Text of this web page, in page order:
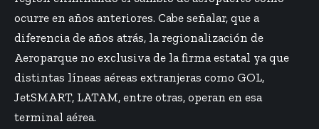
ocurre en años anteriores. Cabe señalar, que a
diferencia de años atrás, la regionalización de
Aeroparque no exclusiva de la firma estatal ya que
distintas líneas aéreas extranjeras como GOL,
JetSMART, LATAM, entre otras, operan en esa
terminal aérea.